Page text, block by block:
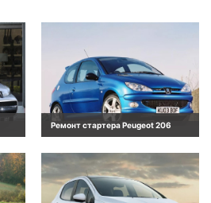
Ремонт стартера Peugeot 206